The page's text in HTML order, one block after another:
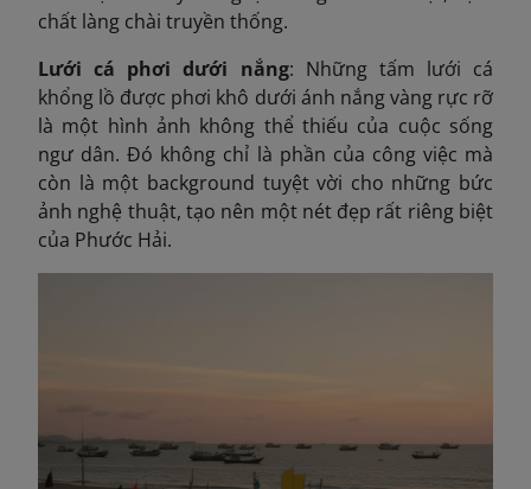
chất làng chài truyền thống.
Lưới cá phơi dưới nắng: Những tấm lưới cá
khổng lồ được phơi khô dưới ánh nắng vàng rực rỡ
là một hình ảnh không thể thiếu của cuộc sống
ngư dân. Đó không chỉ là phần của công việc mà
còn là một background tuyệt vời cho những bức
ảnh nghệ thuật, tạo nên một nét đẹp rất riêng biệt
của Phước Hải.